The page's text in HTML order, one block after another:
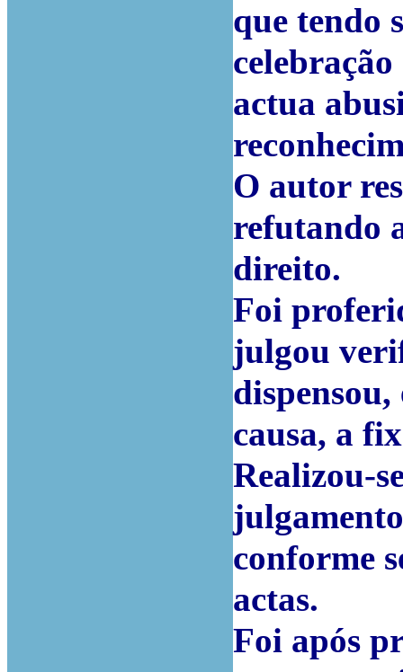
que tendo
actua
O autor
refutando
direito.
Foi
julgou
causa, a
Realizou-
conforme
actas.
Foi após